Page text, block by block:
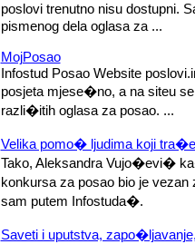
poslovi trenutno nisu dostupni.
pismenog dela oglasa za ...
MojPosao
Infostud Posao Website
posjeta mjese�no, a na siteu
razli�itih oglasa za posao. ...
Velika pomo� ljudima koji
Tako, Aleksandra Vujo�evi�
konkursa za posao bio je
sam putem Infostuda�.
Saveti i uputstva,